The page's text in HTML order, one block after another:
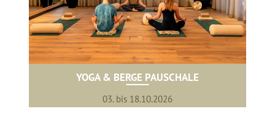
YOGA & BERGE PAUSCHALE
03. bis 18.10.2026